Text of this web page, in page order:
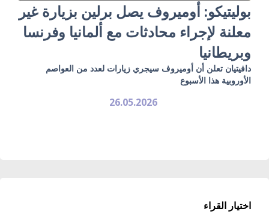
بوليتيكو: أوميروف يصل برلين بزيارة غير
معلنة لإجراء محادثات مع ألمانيا وفرنسا
وبريطانيا
دافيتيان تعلن أن أوميروف سيجري زيارات لعدد من العواصم
الأوروبية هذا الأسبوع
26.05.2026
اختيار القراء